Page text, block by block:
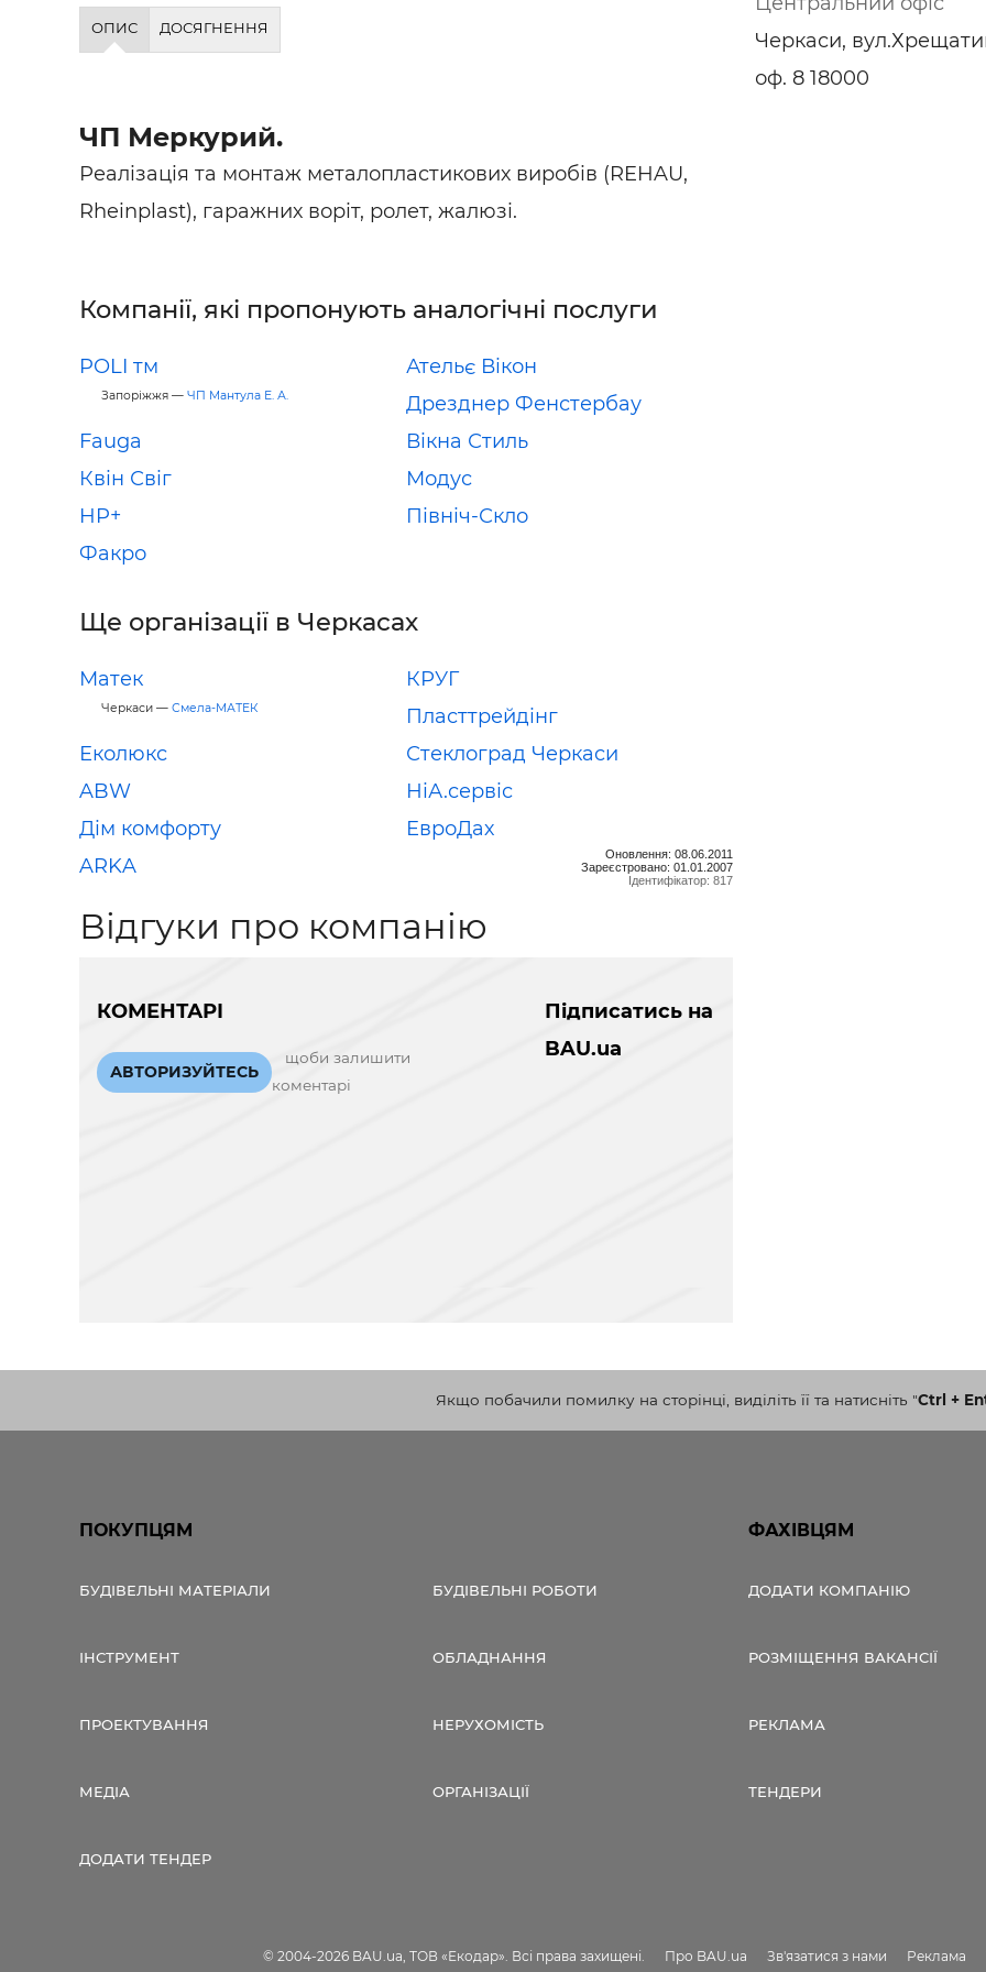
Робота в будівництві
Резюме
ОПИС ДОСЯГНЕННЯ
ЧП Меркурий.
Реалізація та монтаж металопластикових виробів (REHAU,
Rheinplast), гаражних воріт, ролет, жалюзі.
Компанії, які пропонують аналогічні послуги
POLI тм
Запоріжжя — ЧП Мантула Е. А.
Ательє Вікон
Дрезднер Фенстербау
Fauga
Вікна Стиль
Квін Свіг
Модус
HP+
Північ-Скло
Факро
Ще організації в Черкасах
Матек
Черкаси — Смела-МАТЕК
КРУГ
Пласттрейдінг
Еколюкс
Стеклоград Черкаси
ABW
НіА.сервіс
Дім комфорту
ЕвроДах
ARKA
Оновлення: 08.06.2011
Зареєстровано: 01.01.2007
Ідентифікатор: 817
Відгуки про компанію
КОМЕНТАРІ
АВТОРИЗУЙТЕСЬ
щоби залишити
коментарі
Підписатись на
BAU.ua
Черкаси,
оф. 8 18000
Якщо побачили помилку на сторінці, виділіть її та натисніть "Ctrl +
ПОКУПЦЯМ
БУДІВЕЛЬНІ МАТЕРІАЛИ БУДІВЕЛЬНІ РОБОТИ
ІНСТРУМЕНТ ОБЛАДНАННЯ
ПРОЕКТУВАННЯ НЕРУХОМІСТЬ
МЕДІА ОРГАНІЗАЦІЇ
ДОДАТИ ТЕНДЕР
ФАХІВЦЯМ
ДОДАТИ КОМПАНІЮ
РОЗМІЩЕННЯ ВАКАНСІЇ
РЕКЛАМА
ТЕНДЕРИ
© 2004-2026 BAU.ua, ТОВ «Екодар». Всі права захищені. Про BAU.ua Зв'язатися з нами Реклама